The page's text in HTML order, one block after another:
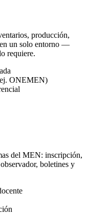
producción,
un solo entorno —
requiere.
ej. ONEMEN)
del MEN: inscripción,
boletines y